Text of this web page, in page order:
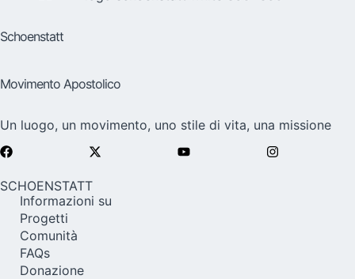
Schoenstatt
Movimento Apostolico
Un luogo, un movimento, uno stile di vita, una missione
SCHOENSTATT
Informazioni su
Progetti
Comunità
FAQs
Donazione